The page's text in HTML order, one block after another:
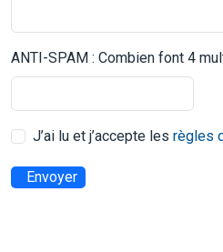
ANTI-SPAM : Combien font 4
J’ai lu et j’accepte les règles
Envoyer